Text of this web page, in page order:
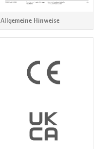
Allgemeine Hinweise